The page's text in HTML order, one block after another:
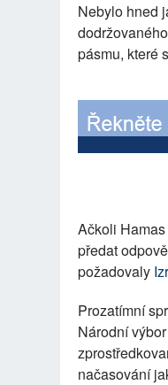
Nebylo hned
pásmu, které
Ačkoli
předat
požadovaly
Prozatímní
Národní
načasování